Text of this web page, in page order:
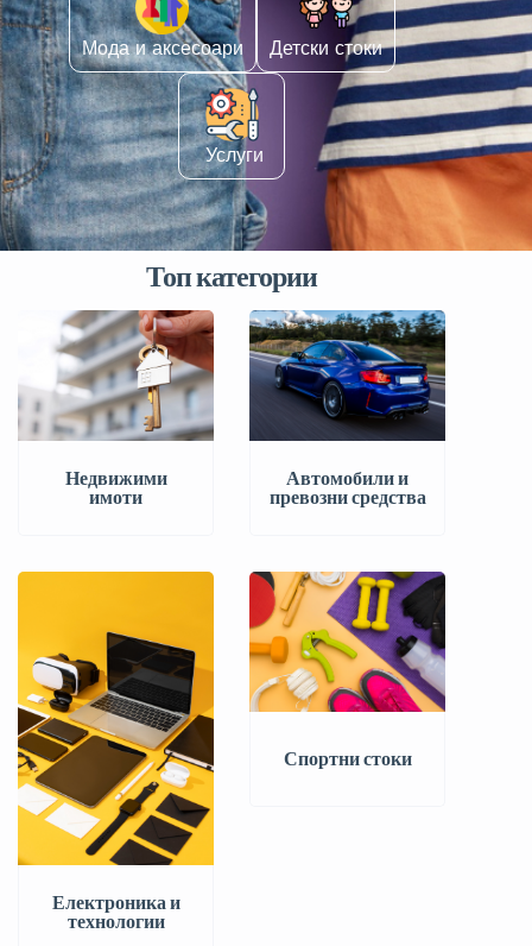
Мода и аксесоари Детски стоки
️ Услуги
Топ категории
Недвижими
имоти
Автомобили и
превозни средства
Електроника и
технологии
Спортни стоки